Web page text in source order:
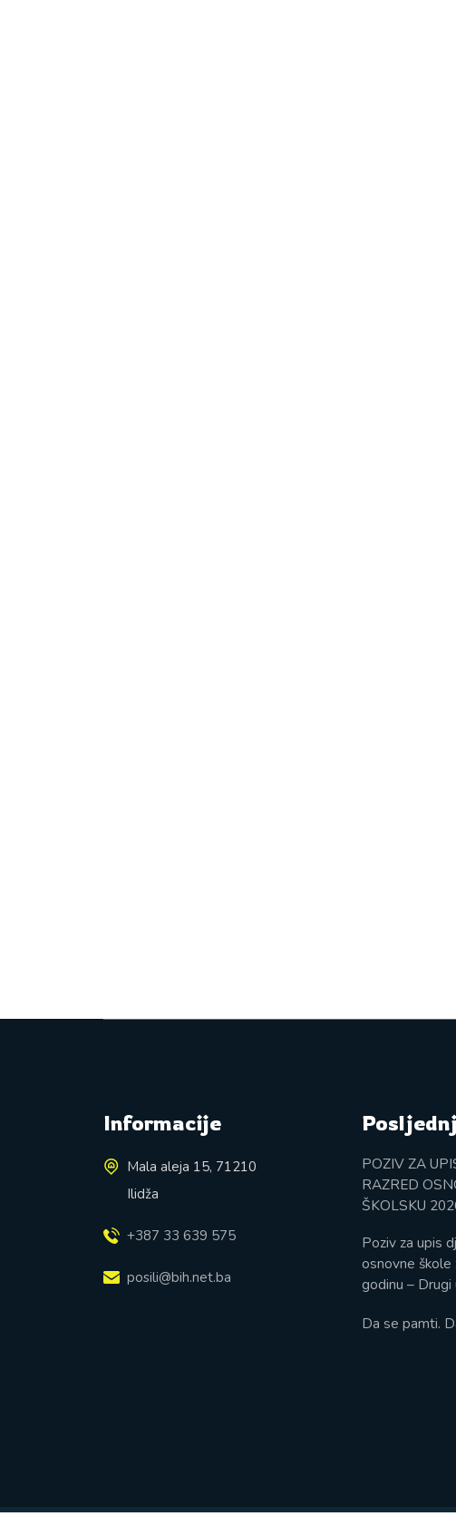
Informacije
Mala aleja 15, 71210
Ilidža
+387 33 639 575
posili@bih.net.ba
POZIV ZA
RAZRED
ŠKOLSKU
Poziv za upis
osnovne
godinu – Drugi
Da se pamti.